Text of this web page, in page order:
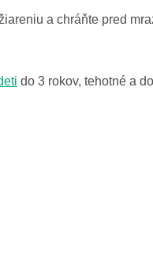
a chráňte pred
do 3 rokov, tehotné a